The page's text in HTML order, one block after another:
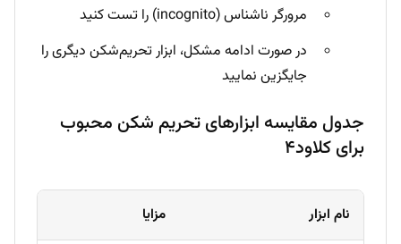
مرورگر ناشناس (incognito) را تست کنید
در صورت ادامه مشکل، ابزار تحریم‌شکن دیگری را
جایگزین نمایید
جدول مقایسه ابزارهای تحریم شکن محبوب
برای کلاود۴
نام ابزار مزایا